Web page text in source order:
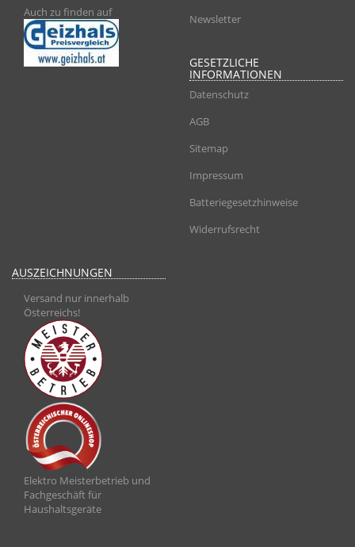
Auch zu finden auf
Newsletter
GESETZLICHE
INFORMATIONEN
Datenschutz
AGB
Sitemap
Impressum
Batteriegesetzhinweise
Widerrufsrecht
AUSZEICHNUNGEN
Versand nur innerhalb
Österreichs!
Elektro Meisterbetrieb und
Fachgeschäft für
Haushaltsgeräte